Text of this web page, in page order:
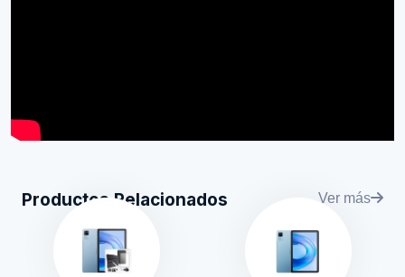
Productos Relacionados Ver más